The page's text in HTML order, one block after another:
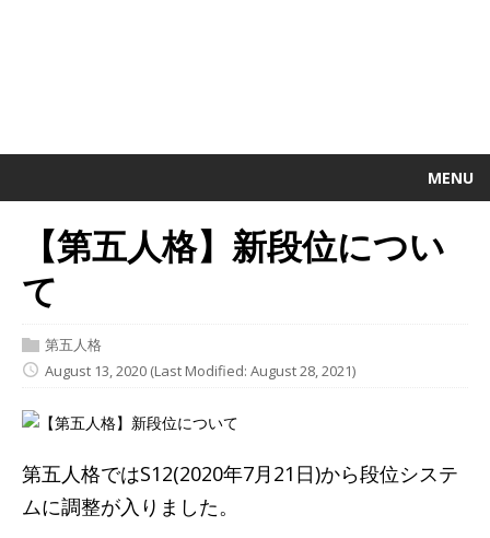
MENU
【第五人格】新段位につい
て
第五人格
August 13, 2020 (Last Modified: August 28, 2021)
第五人格ではS12(2020年7月21日)から段位システ
ムに調整が入りました。